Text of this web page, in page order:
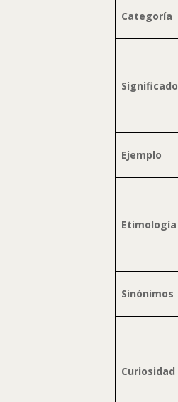
Categoría
Significado
Ejemplo
Etimología
Sinónimos
Curiosidad